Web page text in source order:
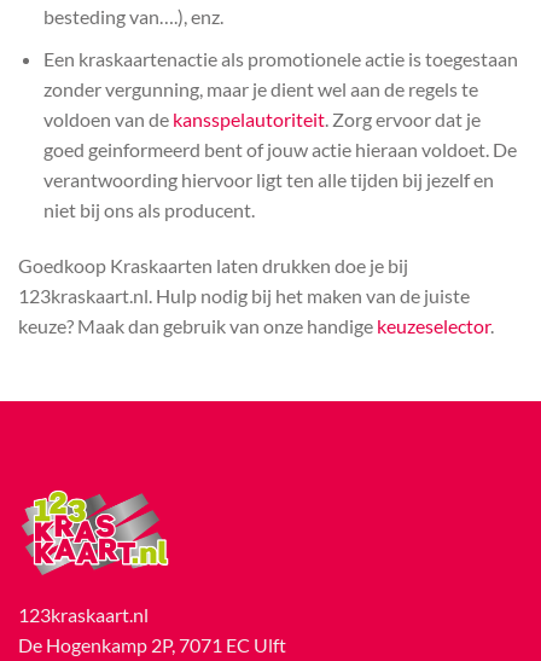
besteding van….), enz.
Een kraskaartenactie als promotionele actie is toegestaan
zonder vergunning, maar je dient wel aan de regels te
voldoen van de kansspelautoriteit. Zorg ervoor dat je
goed geinformeerd bent of jouw actie hieraan voldoet. De
verantwoording hiervoor ligt ten alle tijden bij jezelf en
niet bij ons als producent.
Goedkoop Kraskaarten laten drukken doe je bij
123kraskaart.nl. Hulp nodig bij het maken van de juiste
keuze? Maak dan gebruik van onze handige keuzeselector.
123kraskaart.nl
De Hogenkamp 2P, 7071 EC Ulft